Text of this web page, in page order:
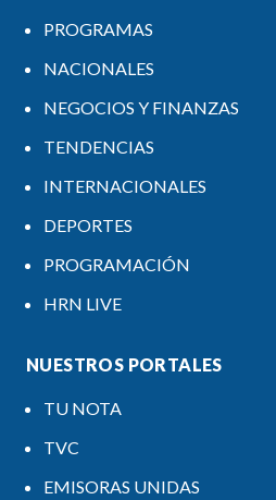
PROGRAMAS
NACIONALES
NEGOCIOS Y FINANZAS
TENDENCIAS
INTERNACIONALES
DEPORTES
PROGRAMACIÓN
HRN LIVE
NUESTROS PORTALES
TU NOTA
TVC
EMISORAS UNIDAS